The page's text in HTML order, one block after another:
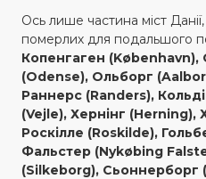
Ось лише частина міст
померлих для подальшого
Копенгаген
(Odense), Ольборг
Раннерс (Randers),
(Vejle), Хернінг (Herning),
Роскілле (Roskilde),
Фальстер (Nykøbing
(Silkeborg), Сьоннерборг